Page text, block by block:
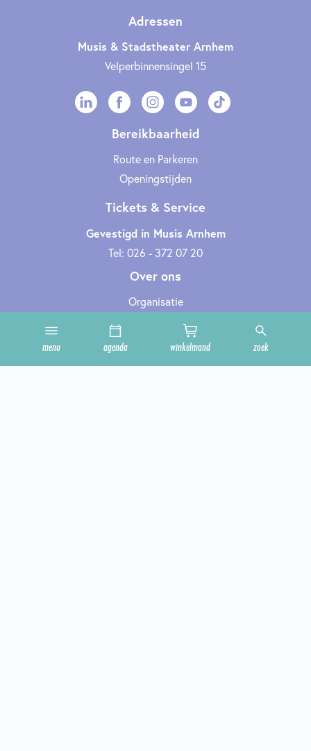
menu agenda winkelmand zoek
Adressen
Musis & Stadstheater Arnhem
Velperbinnensingel 15
Bereikbaarheid
Route en Parkeren
Openingstijden
Tickets & Service
Gevestigd in Musis Arnhem
Tel: 026 - 372 07 20
Over ons
Organisatie
Cultuurclub